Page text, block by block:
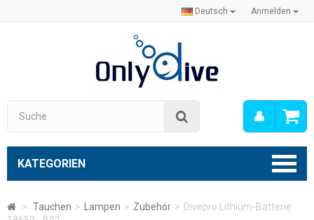
Anmelden
Deutsch
Mein
Konto
KATEGORIEN
> Tauchen > Lampen > Zubehör > Divepro Lithium-Batterie